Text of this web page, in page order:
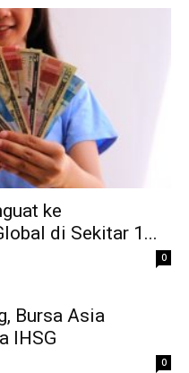
ke
di Sekitar 1...
0
Bursa Asia
IHSG
0